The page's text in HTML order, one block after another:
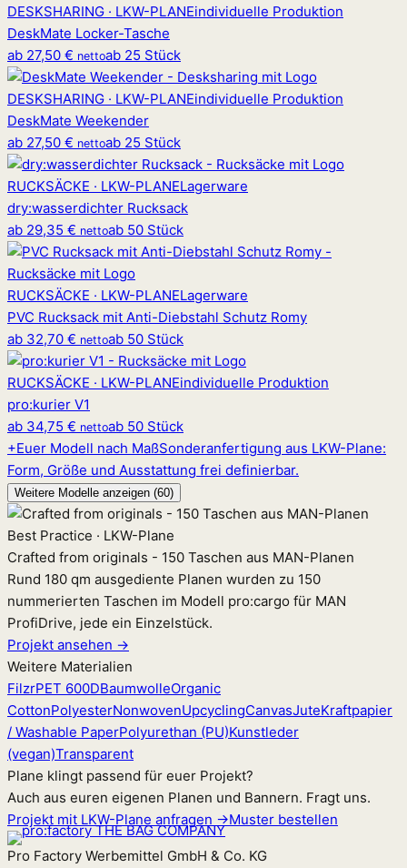
DESKSHARING · LKW-PLANEindividuelle Produktion
DeskMate Locker-Tasche
ab 27,50 € nettoab 25 Stück
DESKSHARING · LKW-PLANEindividuelle Produktion
DeskMate Weekender
ab 27,50 € nettoab 25 Stück
RUCKSÄCKE · LKW-PLANELagerware
dry:wasserdichter Rucksack
ab 29,35 € nettoab 50 Stück
RUCKSÄCKE · LKW-PLANELagerware
PVC Rucksack mit Anti-Diebstahl Schutz Romy
ab 32,70 € nettoab 50 Stück
RUCKSÄCKE · LKW-PLANEindividuelle Produktion
pro:kurier V1
ab 34,75 € nettoab 50 Stück
+Euer Modell nach MaßSonderanfertigung aus LKW-Plane:
Form, Größe und Ausstattung frei definierbar.
Weitere Modelle anzeigen (60)
Best Practice · LKW-Plane
Crafted from originals - 150 Taschen aus MAN-Planen
Rund 180 qm ausgediente Planen wurden zu 150
nummerierten Taschen im Modell pro:cargo für MAN
ProfiDrive, jede ein Einzelstück.
Projekt ansehen →
Weitere Materialien
FilzrPET 600DBaumwolleOrganic
CottonPolyesterNonwovenUpcyclingCanvasJuteKraftpapier
/ Washable PaperPolyurethan (PU)Kunstleder
(vegan)Transparent
Plane klingt passend für euer Projekt?
Auch aus euren eigenen Planen und Bannern. Fragt uns.
Projekt mit LKW-Plane anfragen →Muster bestellen
Pro Factory Werbemittel GmbH & Co. KG